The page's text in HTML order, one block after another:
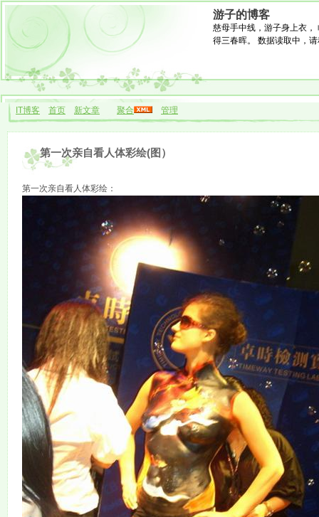
游子的博客
慈母手中线，游子身上衣
得三春晖。 数据读取中，请
IT博客 首页 新文章 聚合 管理
第一次亲自看人体彩绘(图）
第一次亲自看人体彩绘：